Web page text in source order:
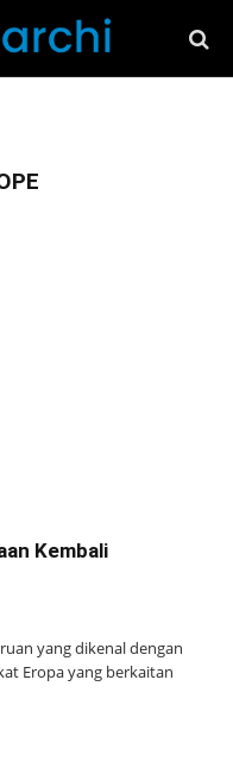
Kembali
yang dikenal dengan
Eropa yang berkaitan